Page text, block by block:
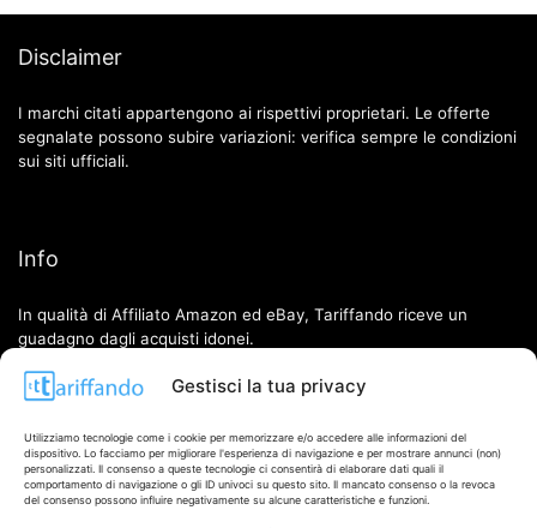
Gestisci la tua privacy
Utilizziamo tecnologie come i cookie per memorizzare e/o accedere alle informazioni del
dispositivo. Lo facciamo per migliorare l'esperienza di navigazione e per mostrare annunci (non)
personalizzati. Il consenso a queste tecnologie ci consentirà di elaborare dati quali il
comportamento di navigazione o gli ID univoci su questo sito. Il mancato consenso o la revoca
del consenso possono influire negativamente su alcune caratteristiche e funzioni.
Disclaimer
I marchi citati appartengono ai rispettivi proprietari. Le offerte
segnalate possono subire variazioni: verifica sempre le condizioni
sui siti ufficiali.
Info
In qualità di Affiliato Amazon ed eBay, Tariffando riceve un
guadagno dagli acquisti idonei.
Note Legali|Cookie Policy